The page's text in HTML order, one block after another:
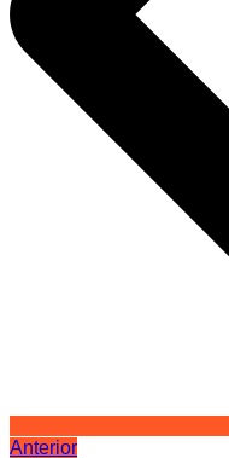
Anterior